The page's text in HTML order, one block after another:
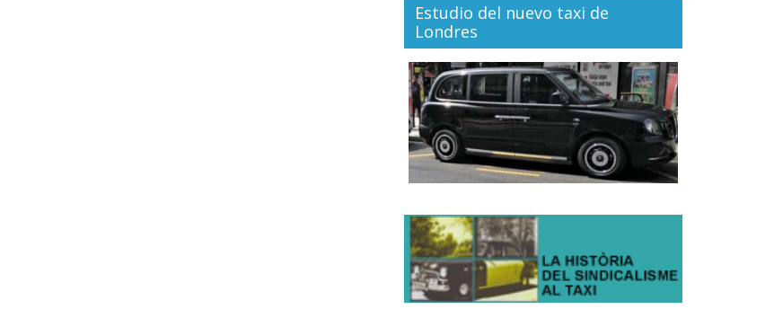
Estudio del nuevo taxi de
Londres